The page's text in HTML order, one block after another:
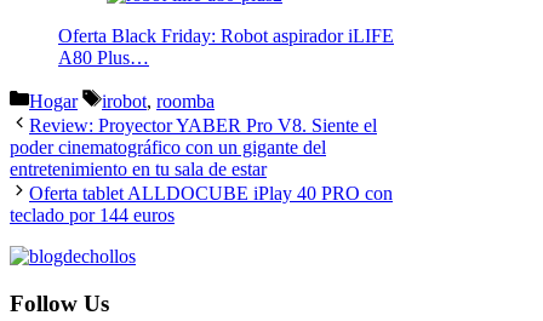
Oferta Black Friday: Robot aspirador iLIFE
A80 Plus…
Categorías
Hogar Etiquetas
irobot, roomba
Review: Proyector YABER Pro V8. Siente el
poder cinematográfico con un gigante del
entretenimiento en tu sala de estar
Oferta tablet ALLDOCUBE iPlay 40 PRO con
teclado por 144 euros
Follow Us